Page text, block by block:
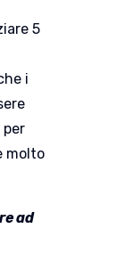
5
i
molto
ad